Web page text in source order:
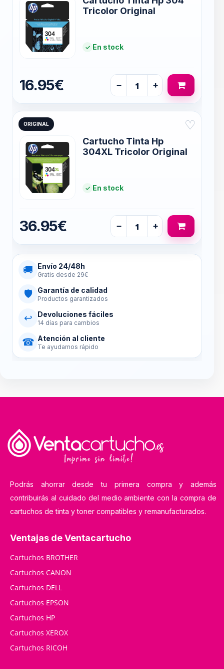
Tricolor Original
En stock
16.95€ − +
ORIGINAL ♡
Cartucho Tinta Hp
304XL Tricolor Original
En stock
36.95€ − +
🚚 Envío 24/48h
Gratis desde 29€
🛡 Garantía de calidad
Productos garantizados
↩ Devoluciones fáciles
14 días para cambios
☎ Atención al cliente
Te ayudamos rápido
Podrás ahorrar desde tu primera compra y además
contribuirás al cuidado del medio ambiente con la compra de
cartuchos de tinta y toner compatibles y remanufacturados.
Ventajas de Ventacartucho
Cartuchos BROTHER
Cartuchos CANON
Cartuchos DELL
Cartuchos EPSON
Cartuchos HP
Cartuchos XEROX
Cartuchos RICOH